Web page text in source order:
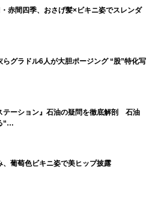
水を張っていないバスタブの中で
という体験談のほか「学生時代に
瓶＆中居も「すごいなぁ！」と衝
赤間四季、おさげ髪×ビキニ姿でスレンダ
らグラドル6人が大胆ポージング “股”特化写
テーション』石油の疑問を徹底解剖 石油
“…
、葡萄色ビキニ姿で美ヒップ披露